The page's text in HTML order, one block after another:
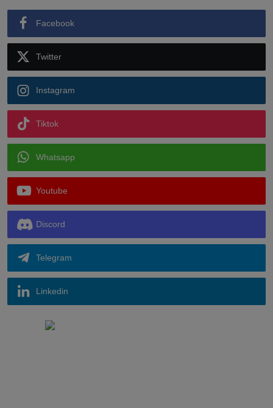
Facebook
Twitter
Instagram
Tiktok
Whatsapp
Youtube
Discord
Telegram
Linkedin